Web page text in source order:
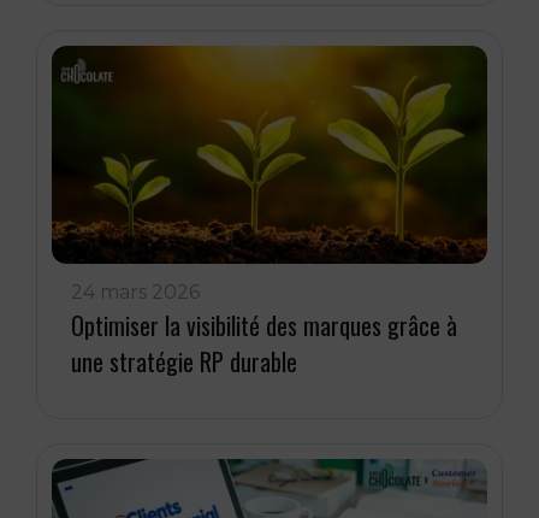
24 mars 2026
Optimiser la visibilité des marques grâce à
une stratégie RP durable